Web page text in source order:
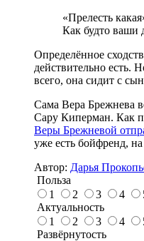
«Прелесть
Как будто ваши
Определённое
действительно есть.
всего, она сидит с
Сама Вера Брежнева
Сару Киперман. Как
Веры Брежневой
уже есть бойфренд,
Автор: Дарья
Польза
1
2 3 4
Актуальность
1
2 3 4
Развёрнутость